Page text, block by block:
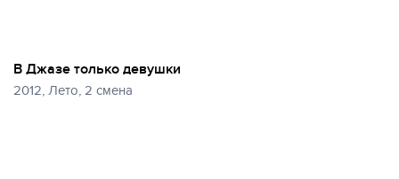
В Джазе только девушки
2012, Лето, 2 смена